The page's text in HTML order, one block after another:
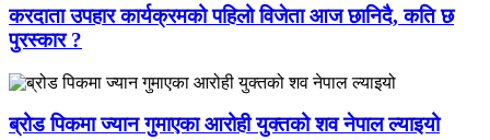
करदाता उपहार कार्यक्रमको पहिलो विजेता आज छानिदै, कति छ
पुरस्कार ?
ब्रोड पिकमा ज्यान गुमाएका आरोही युक्तको शव नेपाल ल्याइयो